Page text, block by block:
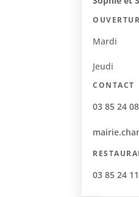
Mardi
Jeudi
CONTACT
03 85 24
03 85 24